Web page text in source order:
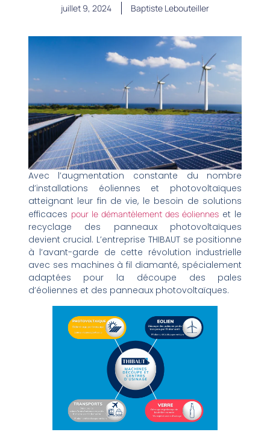
juillet 9, 2024 Baptiste Lebouteiller
Avec l’augmentation constante du nombre
d’installations éoliennes et photovoltaïques
atteignant leur fin de vie, le besoin de solutions
efficaces pour le démantèlement des éoliennes et le
recyclage des panneaux photovoltaïques
devient crucial. L’entreprise THIBAUT se positionne
à l’avant-garde de cette révolution industrielle
avec ses machines à fil diamanté, spécialement
adaptées pour la découpe des pales
d’éoliennes et des panneaux photovoltaïques.